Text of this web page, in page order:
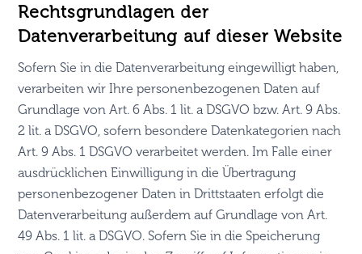
Rechtsgrundlagen der
Datenverarbeitung auf dieser Website
Sofern Sie in die Datenverarbeitung eingewilligt haben,
verarbeiten wir Ihre personenbezogenen Daten auf
Grundlage von Art. 6 Abs. 1 lit. a DSGVO bzw. Art. 9 Abs.
2 lit. a DSGVO, sofern besondere Datenkategorien nach
Art. 9 Abs. 1 DSGVO verarbeitet werden. Im Falle einer
ausdrücklichen Einwilligung in die Übertragung
personenbezogener Daten in Drittstaaten erfolgt die
Datenverarbeitung außerdem auf Grundlage von Art.
49 Abs. 1 lit. a DSGVO. Sofern Sie in die Speicherung